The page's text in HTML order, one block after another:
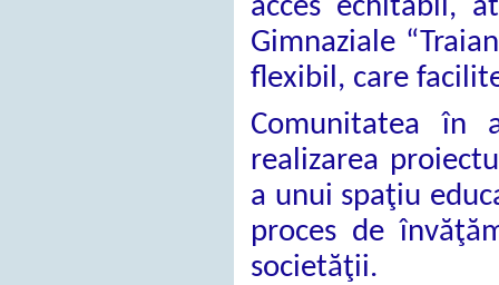
acces echitabil,
Gimnaziale
flexibil, care
Comunitatea în
realizarea
a unui spaţiu
proces de
societăţii.